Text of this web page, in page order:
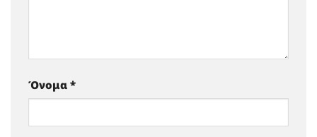
Όνομα *